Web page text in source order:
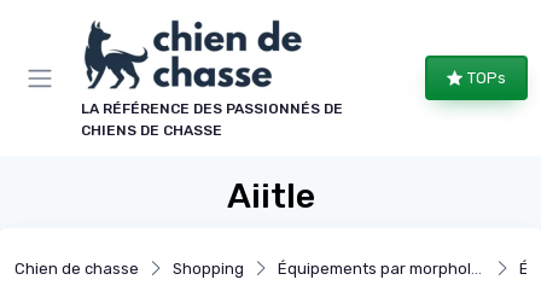
LA RÉFÉRENCE DES PASSIONNÉS DE
CHIENS DE CHASSE
TOPs
Aiitle
Chien de chasse Shopping Équipements par morphologie
Panneau de gestion des cookies